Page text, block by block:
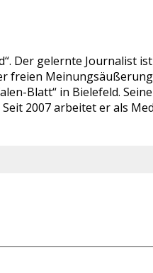
Der gelernte Journalist
freien
Blatt“ in Bielefeld.
2007 arbeitet er als